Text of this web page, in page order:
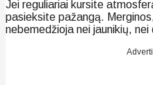
Jei reguliariai kursite
pasieksite pažangą.
nebemedžioja nei jaunikių,